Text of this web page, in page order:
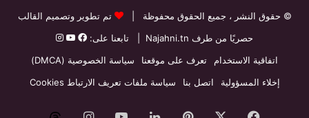
© حقوق النشر ، جميع الحقوق محفوظة |
تم تطوير وتصميم القالب
حصريًا من طرف Najahni.tn | تابعنا على:
اتفاقية الاستخدام
تعرف على موقعنا
سياسة الخصوصية (DMCA)
إخلاء المسؤولية
اتصل بنا سياسة ملفات تعريف الارتباط Cookies